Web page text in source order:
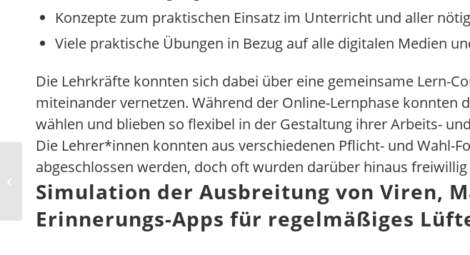
Konzepte zum praktischen Einsatz im Unterricht und aller
Viele praktische Übungen in Bezug auf alle digitalen Medien
Die Lehrkräfte konnten sich dabei über eine gemeinsame Lern-
miteinander vernetzen. Während der Online-Lernphase
wählen und blieben so flexibel in der Gestaltung ihrer Arbeits-
Die Lehrer*innen konnten aus verschiedenen Pflicht- und
abgeschlossen werden, doch oft wurden darüber hinaus
Simulation der Ausbreitung von Viren,
Erinnerungs-Apps für regelmäßiges
So gelingt das Selbst-
im Schulalltag